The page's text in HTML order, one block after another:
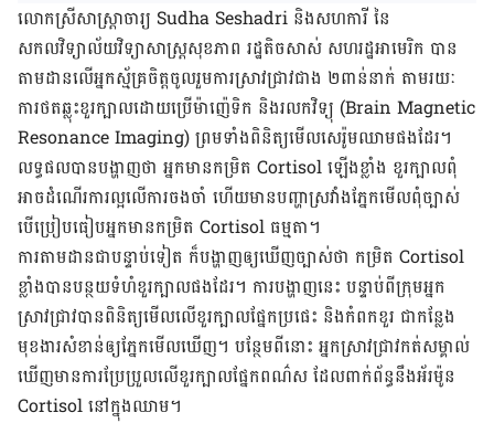
លោក​ស្រី​​សាស្រ្តាចារ្យ​ Sudha Seshadri និង​​សហ​ការី នៃ​
សកលវិទ្យាល័យ​វិទ្យាសាស្រ្ត​សុខភាព​ រដ្ឋ​តិច​សាស់​ សហរដ្ឋអាមេរិក​ បាន​
តាម​ដាន​លើ​​អ្នក​ស្ម័គ្រ​ចិត្ត​ចូល​រួមការ​ស្រាវ​ជ្រាវ​​ជាង​ ២​ពា​ន់​នាក់​ តាម​រយៈ​
ការ​​​​ថត​ឆ្លុះ​ខួរ​ក្បាល​ដោយ​​ប្រើ​​ម៉ាញ៉េទិក​ និង​រលក​វិទ្យុ​​ (Brain Magnetic
Resonance Imaging) ព្រម​ទាំង​​ពិ​និត្យ​​មើល​​សេរ៉ូម​​ឈាម​ផង​ដែរ​។
លទ្ធ​ផល​​បាន​បង្ហាញ​ថា អ្នកមាន​​កម្រិត​​​ Cortisol ​ឡើង​ខ្លាំង​​ ខួរ​ក្បាល​​ពុំ​
អាច​​ដំណើរ​ការ​ល្អ​​​លើ​ការ​ចង​ចាំ ហើយ​មាន​បញ្ហា​ស្រវាំង​ភ្នែក​មើល​ពុំ​ច្បាស់​
បើ​ប្រៀប​ធៀប​​អ្នក​មាន​កម្រិត​​​ Cortisol ធម្មតា។
ការ​តាម​ដាន​ជា​បន្ទាប់​​ទៀត ក៏​បង្ហាញ​ឲ្យ​ឃើញ​​ច្បាស់​ថា កម្រិត​ Cortisol
ខ្លាំង​​បាន​បន្ថយ​ទំហំ​ខួរ​ក្បាល​ផង​ដែរ​។ ការ​បង្ហាញ​នេះ​ បន្ទាប់​ពី​ក្រុម​អ្នក​
ស្រាវជ្រាវ​​បាន​ពិនិត្យ​មើល​លើ​​ខួរ​ក្បាល​ផ្នែក​ប្រផេះ​ និង​កំពក​ខួរ ​ជា​កន្លែង​
មុខ​ងារ​សំខាន់​​​ឲ្យ​​ភ្នែក​មើល​ឃើញ​។ បន្ថែម​ពី​នោះ អ្នក​ស្រាវជ្រាវ​​កត់​សម្គាល់​
ឃើញ​​មានការ​ប្រែ​ប្រួល​​លើ​ខួរ​ក្បាល​ផ្នែក​ពណ៌​ស ​ដែល​ពាក់​ព័ន្ធ​នឹង​​​អ័រ​ម៉ូន​
Cortisol នៅ​ក្នុង​ឈាម​។